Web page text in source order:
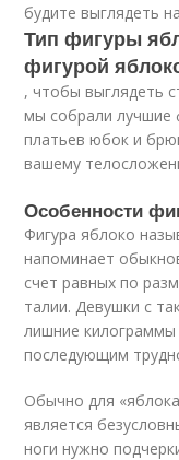
будите выглядеть
Тип фигуры
фигурой
, чтобы выглядеть
мы собрали лучшие
платьев юбок и
вашему
Особенности
Фигура яблоко
напоминает
счет равных по
талии. Девушки с
лишние
последующим
Обычно для
является
ноги нужно